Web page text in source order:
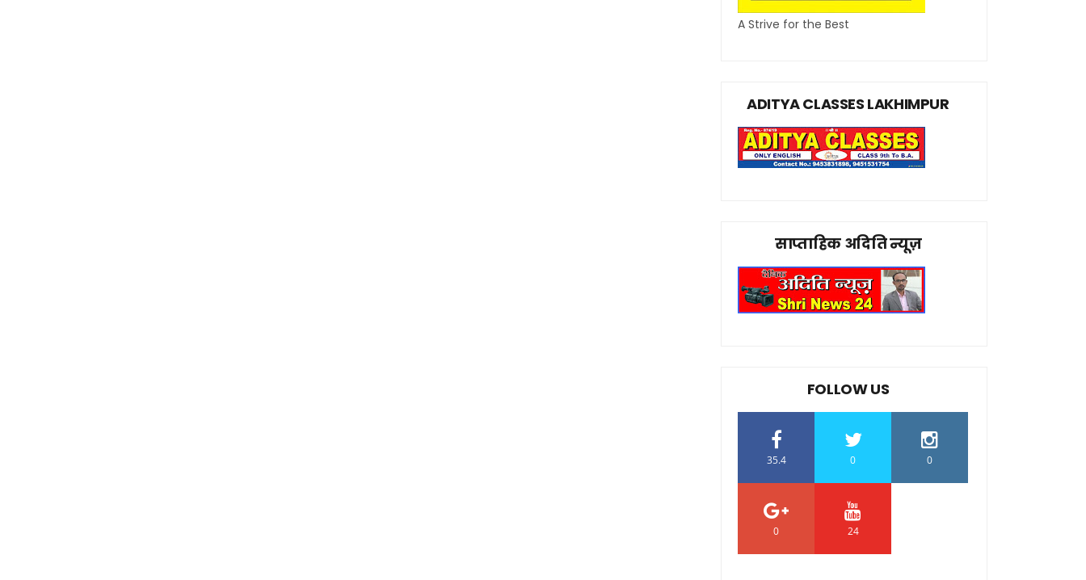
A Strive for the Best
ADITYA CLASSES LAKHIMPUR
साप्ताहिक अदिति न्यूज़
FOLLOW US
35.4 0 0
0 24